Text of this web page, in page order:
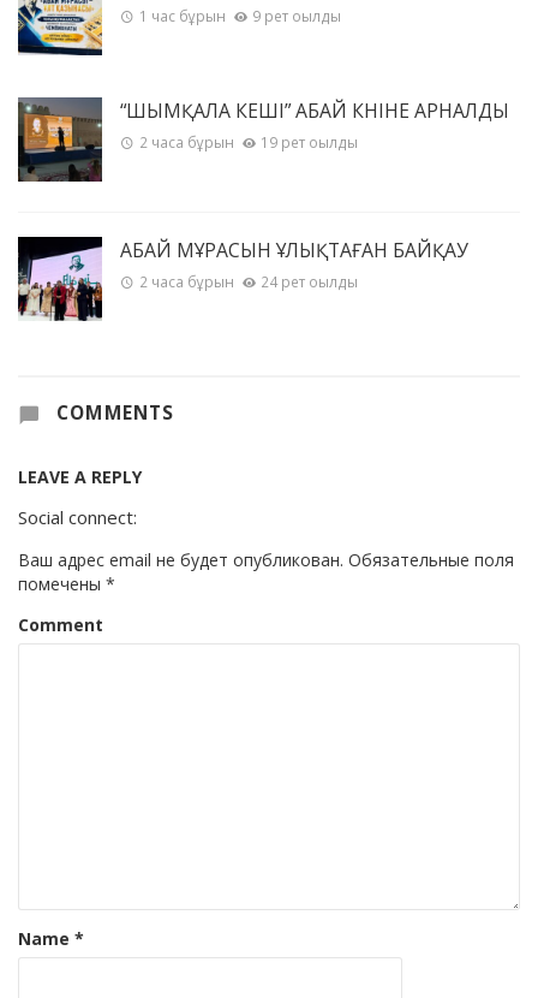
1 час бұрын 9 рет оқылды
“ШЫМҚАЛА КЕШІ” АБАЙ КҮНІНЕ АРНАЛДЫ
2 часа бұрын 19 рет оқылды
АБАЙ МҰРАСЫН ҰЛЫҚТАҒАН БАЙҚАУ
2 часа бұрын 24 рет оқылды
COMMENTS
LEAVE A REPLY
Social connect:
Ваш адрес email не будет опубликован. Обязательные поля
помечены *
Comment
Name *